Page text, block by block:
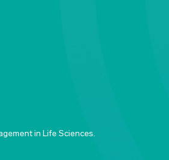
in Life Sciences.